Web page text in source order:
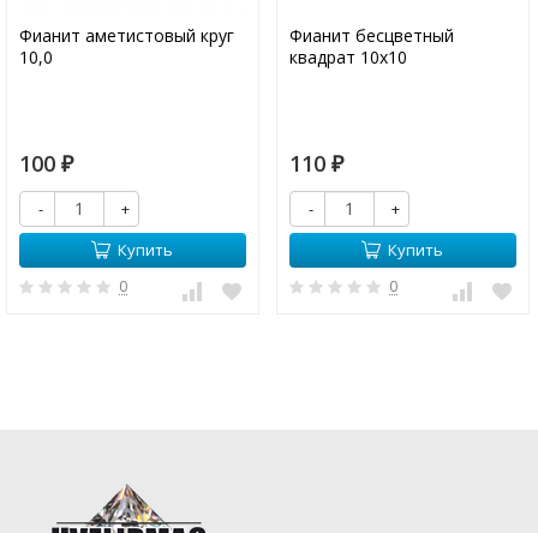
Фианит аметистовый круг
10,0
100 ₽
-
+
Купить
0
Фианит бесцветный
квадрат 10х10
110 ₽
-
+
Купить
0